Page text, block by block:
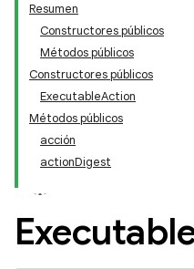
Resumen
Constructores públicos
Métodos públicos
Constructores públicos
ExecutableAction
Métodos públicos
acción
actionDigest